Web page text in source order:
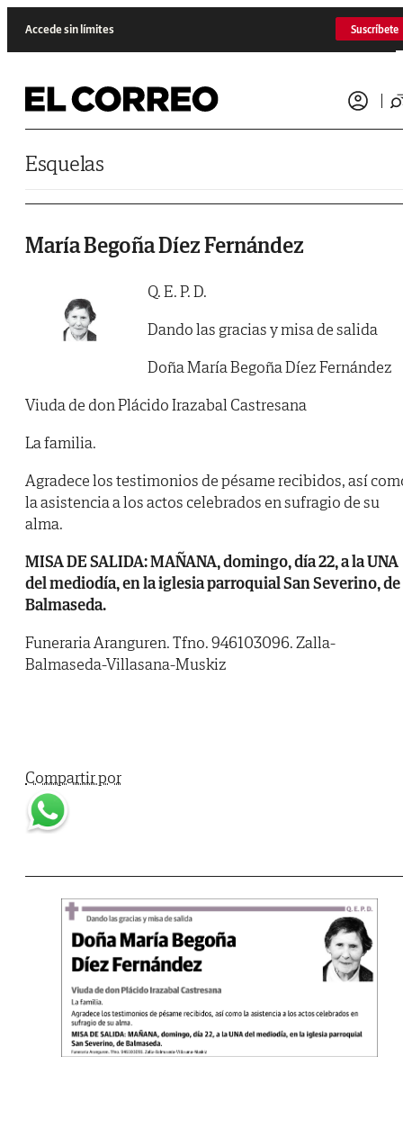
Accede sin límites Suscríbete
Esquelas
María Begoña Díez Fernández
Q. E. P. D.
Dando las gracias y misa de salida
Doña María Begoña Díez Fernández
Viuda de don Plácido Irazabal Castresana
La familia.
Agradece los testimonios de pésame recibidos, así
la asistencia a los actos celebrados en sufragio de su
alma.
MISA DE SALIDA: MAÑANA, domingo, día 22, a la UNA
del mediodía, en la iglesia parroquial San Severino, de
Balmaseda.
Funeraria Aranguren. Tfno. 946103096. Zalla-
Balmaseda-Villasana-Muskiz
Compartir por